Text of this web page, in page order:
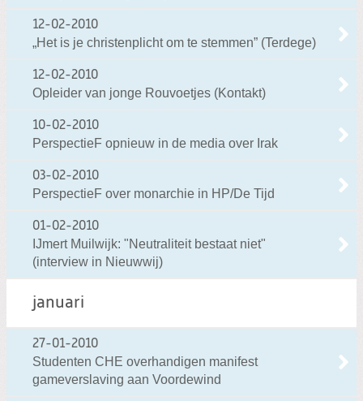
12-02-2010
„Het is je christenplicht om te stemmen” (Terdege)
12-02-2010
Opleider van jonge Rouvoetjes (Kontakt)
10-02-2010
PerspectieF opnieuw in de media over Irak
03-02-2010
PerspectieF over monarchie in HP/De Tijd
01-02-2010
IJmert Muilwijk: "Neutraliteit bestaat niet"
(interview in Nieuwwij)
januari
27-01-2010
Studenten CHE overhandigen manifest
gameverslaving aan Voordewind